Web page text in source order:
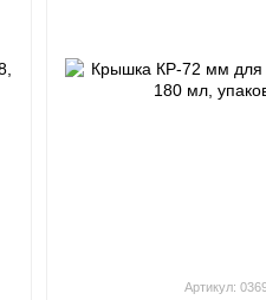
Артикул: